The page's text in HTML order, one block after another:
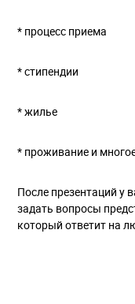
* процесс приема
* стипендии
* жилье
* проживание и
После презентаций у
задать вопросы
который ответит на